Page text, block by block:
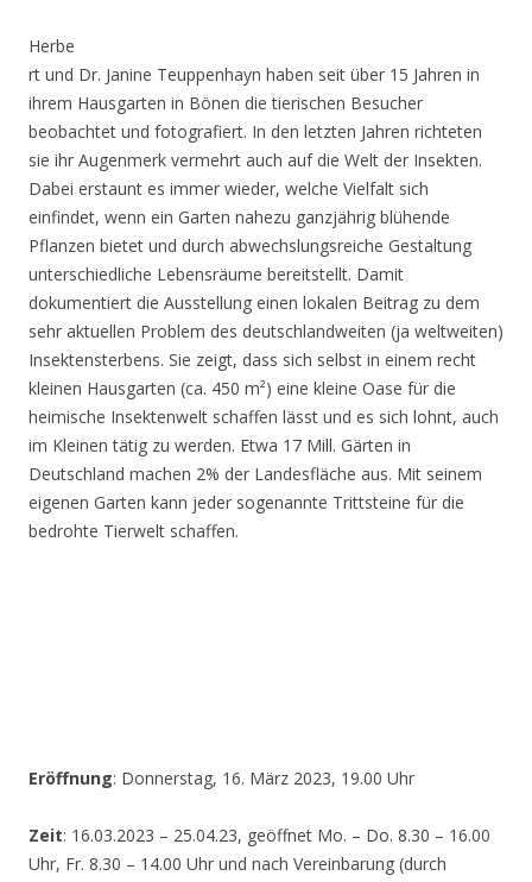
Herbe
rt und Dr. Janine Teuppenhayn haben seit über 15 Jahren in
ihrem Hausgarten in Bönen die tierischen Besucher
beobachtet und fotografiert. In den letzten Jahren richteten
sie ihr Augenmerk vermehrt auch auf die Welt der Insekten.
Dabei erstaunt es immer wieder, welche Vielfalt sich
einfindet, wenn ein Garten nahezu ganzjährig blühende
Pflanzen bietet und durch abwechslungsreiche Gestaltung
unterschiedliche Lebensräume bereitstellt. Damit
dokumentiert die Ausstellung einen lokalen Beitrag zu dem
sehr aktuellen Problem des deutschlandweiten (ja weltweiten)
Insektensterbens. Sie zeigt, dass sich selbst in einem recht
kleinen Hausgarten (ca. 450 m²) eine kleine Oase für die
heimische Insektenwelt schaffen lässt und es sich lohnt, auch
im Kleinen tätig zu werden. Etwa 17 Mill. Gärten in
Deutschland machen 2% der Landesfläche aus. Mit seinem
eigenen Garten kann jeder sogenannte Trittsteine für die
bedrohte Tierwelt schaffen.
Eröffnung: Donnerstag, 16. März 2023, 19.00 Uhr
Zeit: 16.03.2023 – 25.04.23, geöffnet Mo. – Do. 8.30 – 16.00
Uhr, Fr. 8.30 – 14.00 Uhr und nach Vereinbarung (durch